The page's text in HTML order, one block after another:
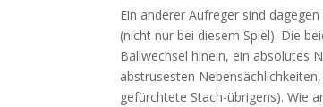
Ein anderer Aufreger sind
(nicht nur bei diesem Spiel). Die
Ballwechsel hinein, ein absolutes
abstrusesten
gefürchtete Stach-übrigens). Wie